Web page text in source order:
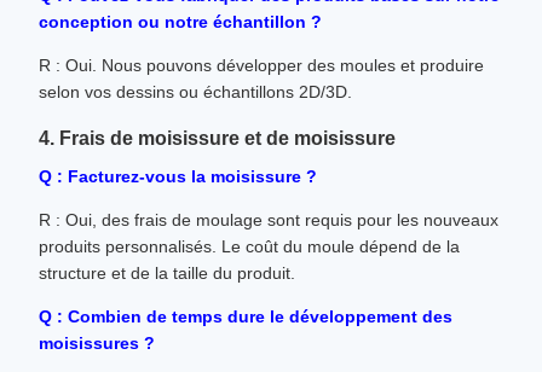
conception ou notre échantillon ?
R : Oui. Nous pouvons développer des moules et produire
selon vos dessins ou échantillons 2D/3D.
4. Frais de moisissure et de moisissure
Q : Facturez-vous la moisissure ?
R : Oui, des frais de moulage sont requis pour les nouveaux
produits personnalisés. Le coût du moule dépend de la
structure et de la taille du produit.
Q : Combien de temps dure le développement des
moisissures ?